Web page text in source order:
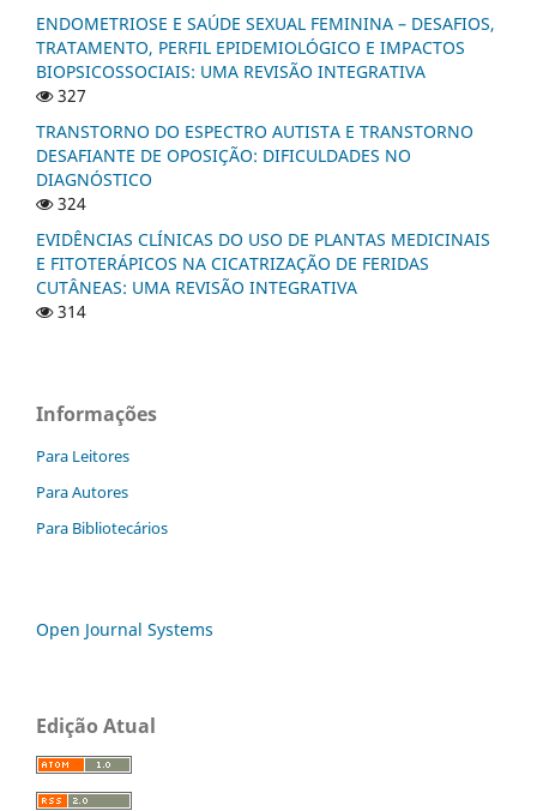
ENDOMETRIOSE E SAÚDE SEXUAL FEMININA – DESAFIOS,
TRATAMENTO, PERFIL EPIDEMIOLÓGICO E IMPACTOS
BIOPSICOSSOCIAIS: UMA REVISÃO INTEGRATIVA
327
TRANSTORNO DO ESPECTRO AUTISTA E TRANSTORNO
DESAFIANTE DE OPOSIÇÃO: DIFICULDADES NO
DIAGNÓSTICO
324
EVIDÊNCIAS CLÍNICAS DO USO DE PLANTAS MEDICINAIS
E FITOTERÁPICOS NA CICATRIZAÇÃO DE FERIDAS
CUTÂNEAS: UMA REVISÃO INTEGRATIVA
314
Informações
Para Leitores
Para Autores
Para Bibliotecários
Open Journal Systems
Edição Atual